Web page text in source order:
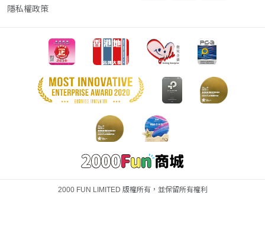
隱私權政策
2000 FUN LIMITED 版權所有，並保留所有權利